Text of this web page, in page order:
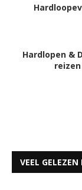
Hardlopen &
VEEL